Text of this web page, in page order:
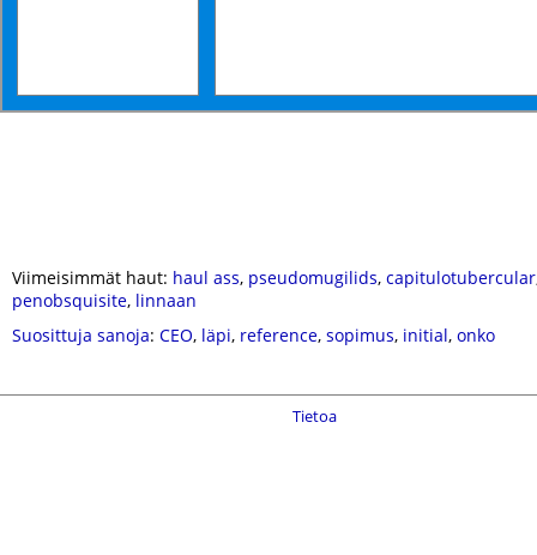
Viimeisimmät haut: haul ass, pseudomugilids, capitulotubercular
penobsquisite, linnaan
Suosittuja sanoja: CEO, läpi, reference, sopimus, initial, onko
Tietoa